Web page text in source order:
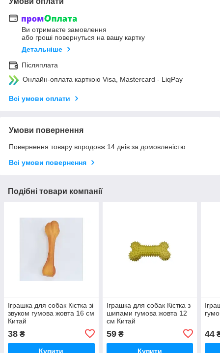
Ви отримаєте замовлення
або гроші повернуться на вашу картку
Детальніше
Післяплата
Онлайн-оплата карткою Visa, Mastercard - LiqPay
Всі умови оплати
Умови повернення
Повернення товару впродовж 14 днів за домовленістю
Всі умови повернення
Подібні товари компанії
Іграшка для собак Кістка зі
звуком гумова жовта 16 см
Китай
38 ₴
Купити
Іграшка для собак Кістка з
шипами гумова жовта 12
см Китай
59₴
Купити
44